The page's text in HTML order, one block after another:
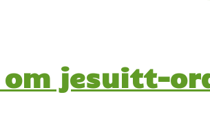
jesuitt-